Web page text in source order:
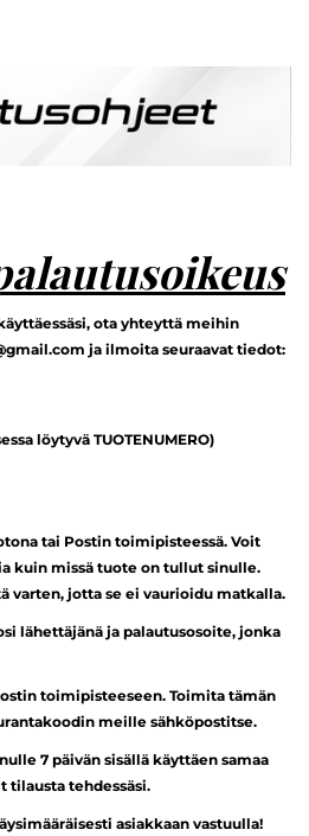
ota yhteyttä meihin
ja ilmoita seuraavat tiedot:
löytyvä TUOTENUMERO)
tai Postin toimipisteessä. Voit
kuin missä tuote on tullut sinulle.
varten, jotta se ei vaurioidu matkalla.
lähettäjänä ja palautusosoite, jonka
toimipisteeseen. Toimita tämän
meille sähköpostitse.
7 päivän sisällä käyttäen samaa
tilausta tehdessäsi.
asiakkaan vastuulla!